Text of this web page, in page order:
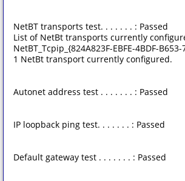
NetBT transports test. . . . . . . : Passed
List of NetBt transports currently
NetBT_Tcpip_{824A823F-EBFE-4BDF-B653-
1 NetBt transport currently configured.
Autonet address test . . . . . . . : Passed
IP loopback ping test. . . . . . . : Passed
Default gateway test . . . . . . . : Passed